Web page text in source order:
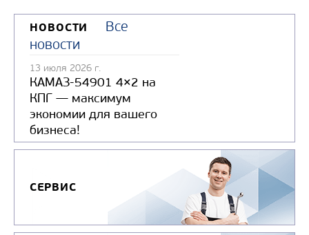
НОВОСТИ
Все
новости
13 июля 2026 г.
КАМАЗ-54901 4×2 на
КПГ — максимум
экономии для вашего
бизнеса!
СЕРВИС